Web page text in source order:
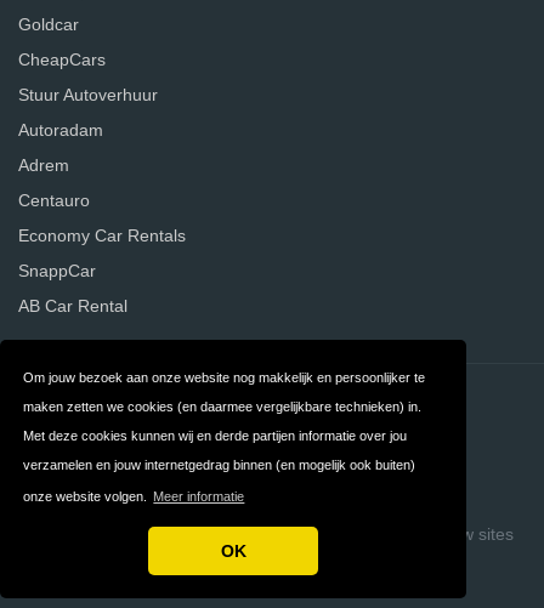
Om jouw bezoek aan onze website nog makkelijk en persoonlijker te
maken zetten we cookies (en daarmee vergelijkbare technieken) in.
Met deze cookies kunnen wij en derde partijen informatie over jou
verzamelen en jouw internetgedrag binnen (en mogelijk ook buiten)
onze website volgen. Meer informatie
OK
Goldcar
CheapCars
Stuur Autoverhuur
Autoradam
Adrem
Centauro
Economy Car Rentals
SnappCar
AB Car Rental
Contact Privacy
Algemene FAQ
Copyright © 2026 Vergelijk Autoverhuurders
Build review sites
with ReviewTycoon